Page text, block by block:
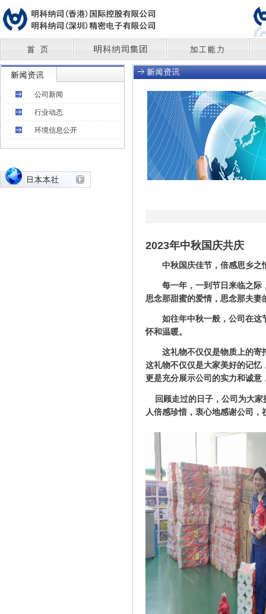
公司新闻
行业动态
环境信息公开
2023年中秋国庆共庆
中秋国庆佳节，倍感思乡之
每一年，一到节日来临之际
思念那甜蜜的爱情，思念那夫妻
如往年中秋一般，公司在这
怀和温暖。
这礼物不仅仅是物质上的寄
这礼物不仅仅是大家美好的记忆
更是充分展示公司的实力和诚
回顾走过的日子，公司为大
人倍感珍惜，衷心地感谢公司